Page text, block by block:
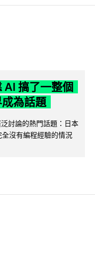
AI 搞了一整個
為話題
討論的熱門話題：日本
沒有編程經驗的情況